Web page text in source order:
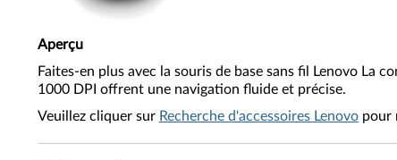
Aperçu
Faites-en plus avec la souris de base sans fil Lenovo
1000 DPI offrent une navigation fluide et précise.
Veuillez cliquer sur Recherche d'accessoires Lenovo pour